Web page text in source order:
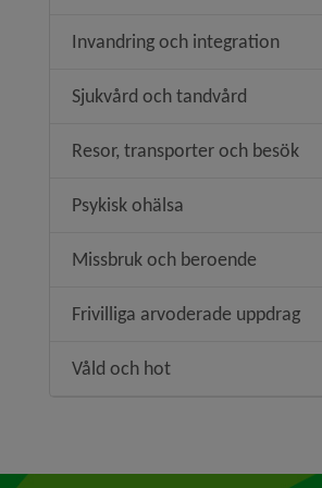
Invandring och integration
Sjukvård och tandvård
Resor, transporter och besök
Psykisk ohälsa
Missbruk och beroende
Frivilliga arvoderade uppdrag
Våld och hot